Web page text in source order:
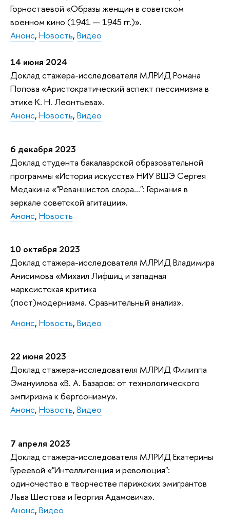
Горностаевой «Образы женщин в советском
военном кино (1941 — 1945 гг.)».
Анонс, Новость, Видео
14 июня 2024
Доклад стажера-исследователя МЛРИД Романа
Попова «Аристократический аспект пессимизма в
этике К. Н. Леонтьева».
Анонс, Новость, Видео
6 декабря 2023
Доклад студента бакалаврской образовательной
программы «История искусств» НИУ ВШЭ Сергея
Медакина «"Реваншистов свора…": Германия в
зеркале советской агитации».
Анонс, Новость
10 октября 2023
Доклад стажера-исследователя МЛРИД Владимира
Анисимова «Михаил Лифшиц и западная
марксистская критика
(пост)модернизма. Cравнительный анализ».
Анонс, Новость, Видео
22 июня 2023
Доклад стажера-исследователя МЛРИД Филиппа
Эмануилова «В. А. Базаров: от технологического
эмпиризма к бергсонизму».
Анонс, Новость, Видео
7 апреля 2023
Доклад стажера-исследователя МЛРИД Екатерины
Гуреевой «"Интеллигенция и революция":
одиночество в творчестве парижских эмигрантов
Льва Шестова и Георгия Адамовича».
Анонс, Видео